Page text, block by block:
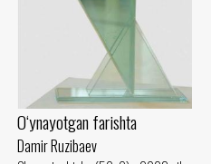
O‘ynayotgan farishta
Damir Ruzibaev